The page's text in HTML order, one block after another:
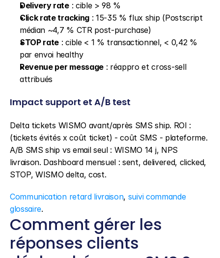
Delivery rate : cible > 98 %
Click rate tracking : 15-35 % flux ship (Postscript
médian ~4,7 % CTR post-purchase)
STOP rate : cible < 1 % transactionnel, < 0,42 %
par envoi healthy
Revenue per message : réappro et cross-sell
attribués
Impact support et A/B test
Delta tickets WISMO avant/après SMS ship. ROI :
(tickets évités x coût ticket) - coût SMS - plateforme.
A/B SMS ship vs email seul : WISMO 14 j, NPS
livraison. Dashboard mensuel : sent, delivered, clicked,
STOP, WISMO delta, cost.
Communication retard livraison, suivi commande
glossaire.
Comment gérer les
réponses clients